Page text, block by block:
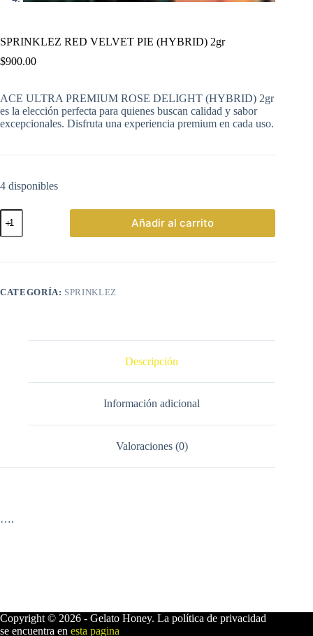
SPRINKLEZ RED VELVET PIE (HYBRID) 2gr
$900.00
ACE ULTRA PREMIUM ROSE DELIGHT (HYBRID) 2gr
es la elección perfecta para quienes buscan calidad y sabor
excepcionales. Disfruta una experiencia premium en cada uso.
4 disponibles
SPRINKLEZ
RED
VELVET
(HYBRID)
Añadir al carrito
CATEGORÍA: SPRINKLEZ
Descripción
Información adicional
Valoraciones (0)
….
Copyright © 2026 - Gelato Honey. La política de privacidad
se encuentra en esta pagina